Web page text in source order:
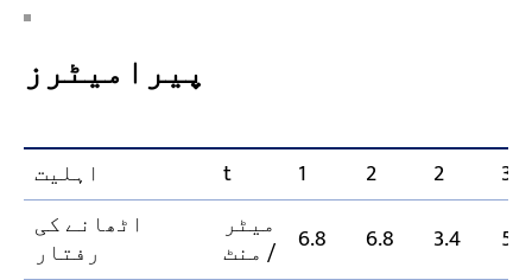
پیرامیٹرز
اہلیت t 1 2 2
3
اٹھانے کی
رفتار
میٹر
/ منٹ 6.8 6.8 3.4 5.4